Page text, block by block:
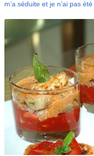
m’a séduite et je n’ai pas